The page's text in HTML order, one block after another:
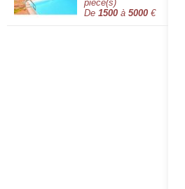
pièce(s)
De 1500 à 5000 €